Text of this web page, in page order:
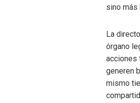
sino más
La
órgano
acciones
generen
mismo